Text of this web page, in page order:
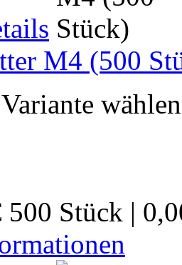
M4 (500
Variante wählen
500 Stück |